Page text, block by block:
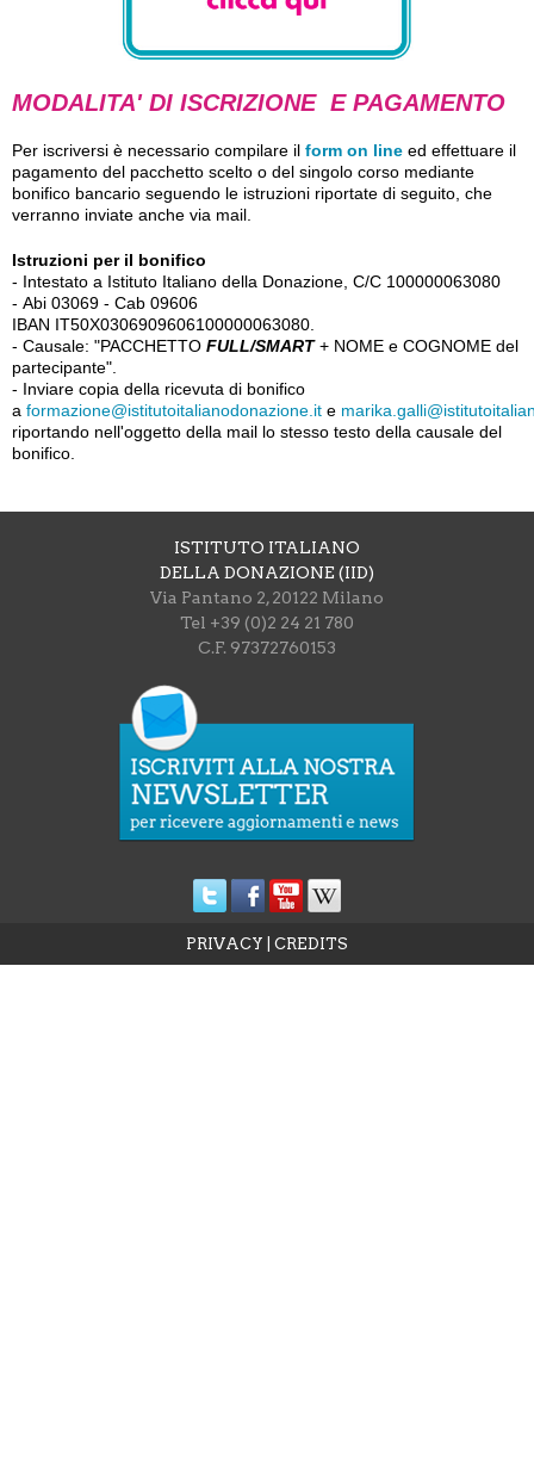
MODALITA' DI ISCRIZIONE E PAGAMENTO
Per iscriversi è necessario compilare il form on line ed effettuare il
pagamento del pacchetto scelto o del singolo corso mediante
bonifico bancario seguendo le istruzioni riportate di seguito, che
verranno inviate anche via mail.
Istruzioni per il bonifico
- Intestato a Istituto Italiano della Donazione, C/C 100000063080
- Abi 03069 - Cab 09606
IBAN IT50X0306909606100000063080.
- Causale: "PACCHETTO FULL/SMART + NOME e COGNOME del
partecipante".
- Inviare copia della ricevuta di bonifico
a formazione@istitutoitalianodonazione.it e
riportando nell'oggetto della mail lo stesso testo della causale del
bonifico.
ISTITUTO ITALIANO
DELLA DONAZIONE (IID)
Via Pantano 2, 20122 Milano
Tel +39 (0)2 24 21 780
C.F. 97372760153
PRIVACY CREDITS